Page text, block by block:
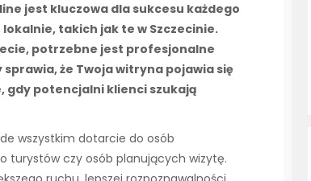
jest kluczowa dla sukcesu każdego
takich jak te w Szczecinie.
potrzebne jest profesjonalne
że Twoja witryna pojawia się
gdy potencjalni klienci szukają
wszystkim dotarcie do osób
turystów czy osób planujących wizytę.